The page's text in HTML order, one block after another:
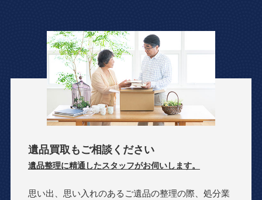
遺品買取もご相談ください
遺品整理に精通したスタッフがお伺いします。
思い出、思い入れのあるご遺品の整理の際、処分業